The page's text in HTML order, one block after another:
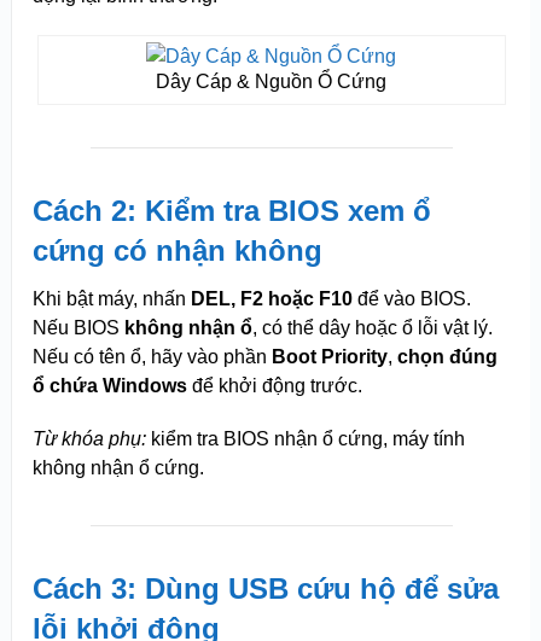
Dây Cáp & Nguồn Ổ Cứng
Cách 2: Kiểm tra BIOS xem ổ
cứng có nhận không
Khi bật máy, nhấn DEL, F2 hoặc F10để vào BIOS.
Nếu BIOS không nhận ổ, có thể dây hoặc ổ lỗi vật lý.
Nếu có tên ổ, hãy vào phần Boot Priority, chọn đúng
ổ chứa Windowsđể khởi động trước.
Từ khóa phụ:kiểm tra BIOS nhận ổ cứng, máy tính
không nhận ổ cứng.
Cách 3: Dùng USB cứu hộ để sửa
lỗi khởi động